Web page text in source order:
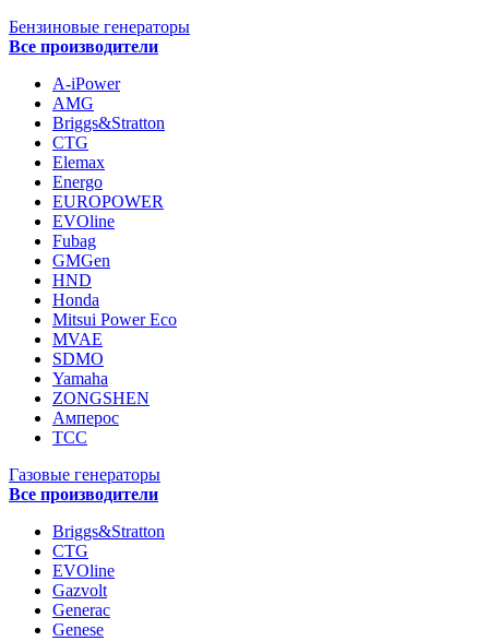
Бензиновые генераторы
Все производители
A-iPower
AMG
Briggs&Stratton
CTG
Elemax
Energo
EUROPOWER
EVOline
Fubag
GMGen
HND
Honda
Mitsui Power Eco
MVAE
SDMO
Yamaha
ZONGSHEN
Амперос
ТСС
Газовые генераторы
Все производители
Briggs&Stratton
CTG
EVOline
Gazvolt
Generac
Genese